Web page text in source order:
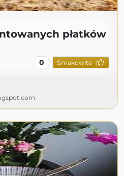
płatków
0 Smakowite